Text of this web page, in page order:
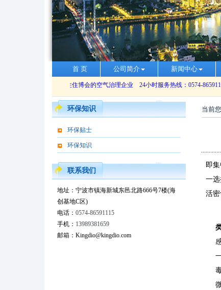
首 页 公司简介 新闻中心
环保知识
环保贴士
环保知识
联系我们
地址：宁波市镇海新城东邑北路666号7楼(海
创基地C区)
电话： 0574-86591115
手机： 13989381659
邮箱：Kingdio@kingdio.com
当前
即
一
活密